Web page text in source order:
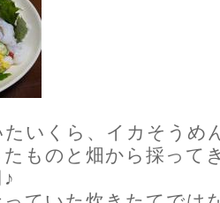
いくら、イカそうめ
ものと畑から採って